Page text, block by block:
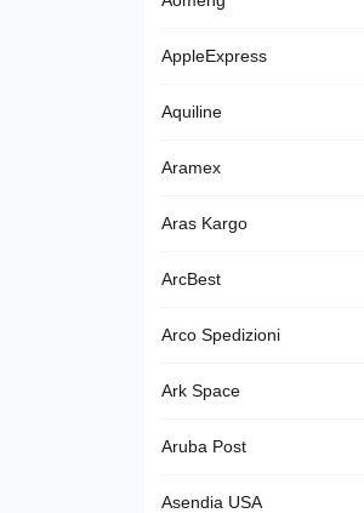
AppleExpress
Aquiline
Aramex
Aras Kargo
ArcBest
Arco Spedizioni
Ark Space
Aruba Post
Asendia USA